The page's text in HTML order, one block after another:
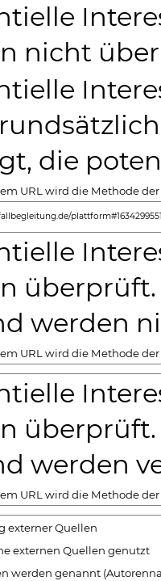
nicht
die
URL wird die Methode
werden
URL wird die Methode
werden
URL wird die Methode
externer Quellen
externen Quellen genutzt
werden genannt